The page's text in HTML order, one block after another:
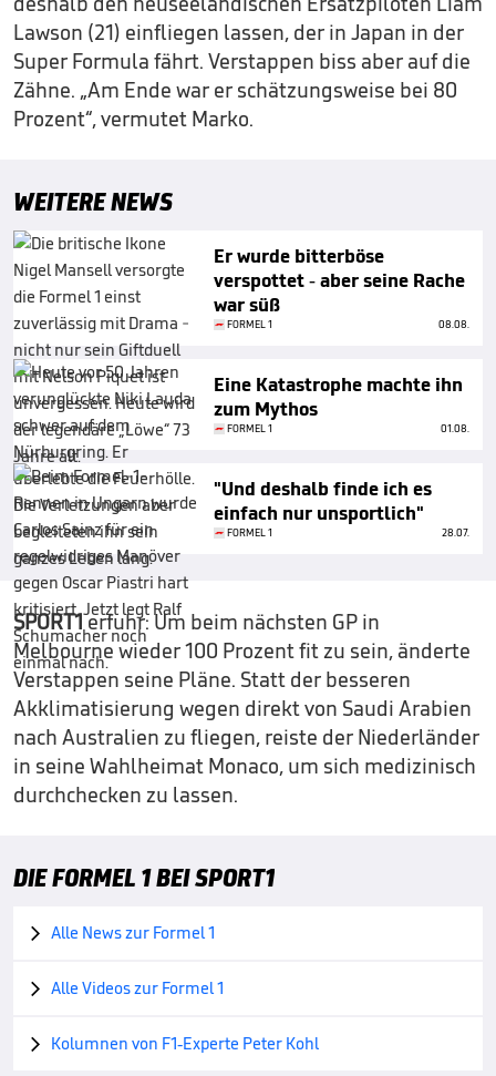
Lawson (21) einfliegen lassen, der in Japan in der
Super Formula fährt. Verstappen biss aber auf die
Zähne. „Am Ende war er schätzungsweise bei 80
Prozent“, vermutet Marko.
WEITERE NEWS
Er wurde bitterböse
verspottet - aber seine Rache
war süß
FORMEL 1 08.08.
Eine Katastrophe machte ihn
zum Mythos
FORMEL 1 01.08.
"Und deshalb finde ich es
einfach nur unsportlich"
FORMEL 1 28.07.
SPORT1erfuhr: Um beim nächsten GP in
Melbourne wieder 100 Prozent fit zu sein, änderte
Verstappen seine Pläne. Statt der besseren
Akklimatisierung wegen direkt von Saudi Arabien
nach Australien zu fliegen, reiste der Niederländer
in seine Wahlheimat Monaco, um sich medizinisch
durchchecken zu lassen.
DIE FORMEL 1 BEI SPORT1
 Alle News zur Formel 1
 Alle Videos zur Formel 1
 Kolumnen von F1-Experte Peter Kohl